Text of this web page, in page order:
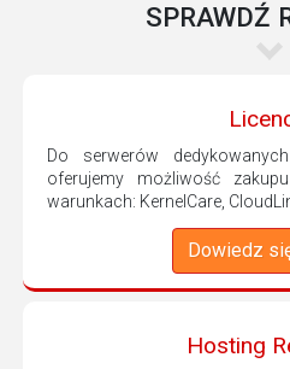
SPRAWDŹ
Do serwerów
oferujemy możliwość
warunkach: KernelCare,
Dowiedz
Hosting